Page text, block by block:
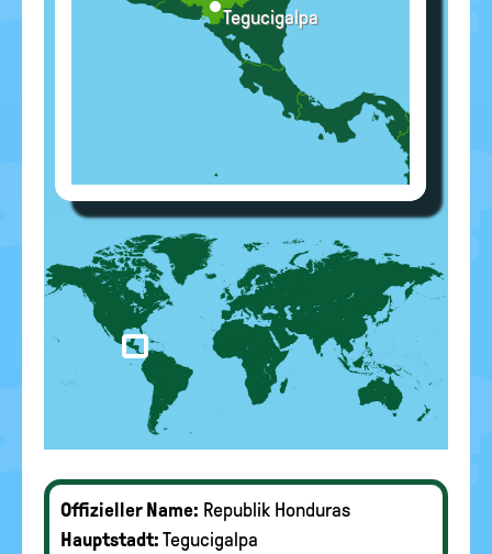
Tegucigalpa
Offizieller Name: Republik Honduras
Hauptstadt: Tegucigalpa